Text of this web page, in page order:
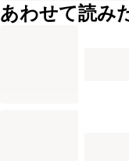
あわせて読み